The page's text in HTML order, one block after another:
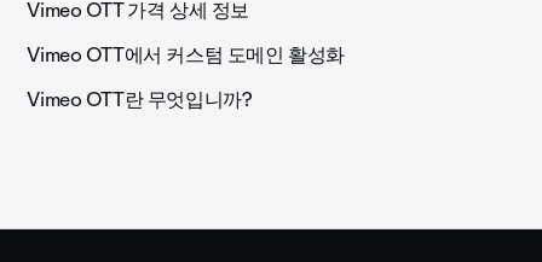
Vimeo OTT 가격 상세 정보
Vimeo OTT에서 커스텀 도메인 활성화
Vimeo OTT란 무엇입니까?